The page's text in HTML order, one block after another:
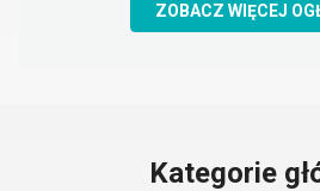
ZOBACZ WIĘCEJ
Kategorie